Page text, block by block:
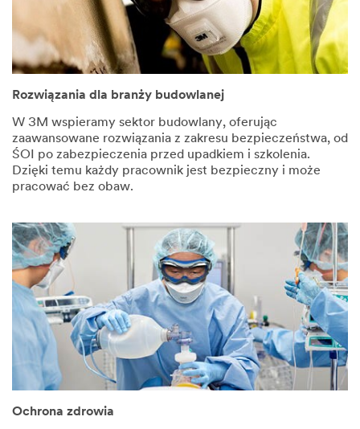
Rozwiązania dla branży budowlanej
W 3M wspieramy sektor budowlany, oferując
zaawansowane rozwiązania z zakresu bezpieczeństwa, od
ŚOI po zabezpieczenia przed upadkiem i szkolenia.
Dzięki temu każdy pracownik jest bezpieczny i może
pracować bez obaw.
Ochrona zdrowia